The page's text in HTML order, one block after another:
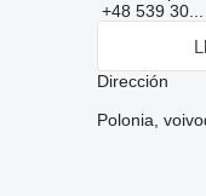
+48 539 30...
Dirección
Polonia,